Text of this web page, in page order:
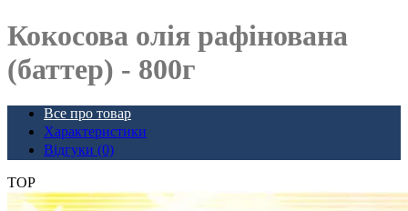
Кокосова олія рафінована
(баттер) - 800г
Все про товар
Характеристики
Відгуки (0)
TOP